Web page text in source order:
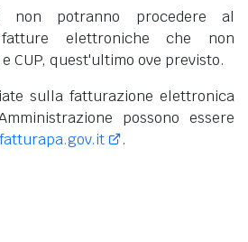
non potranno procedere al
elettroniche che non
CUP, quest'ultimo ove previsto.
sulla fatturazione elettronica
possono essere
.